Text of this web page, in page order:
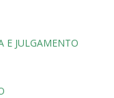
E JULGAMENTO